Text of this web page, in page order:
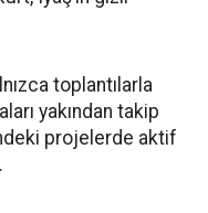
toplantılarla
yakından takip
projelerde aktif